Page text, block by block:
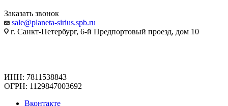
Заказать звонок
sale@planeta-sirius.spb.ru
г. Санкт-Петербург, 6-й Предпортовый проезд, дом 10
ИНН: 7811538843
ОГРН: 1129847003692
Вконтакте